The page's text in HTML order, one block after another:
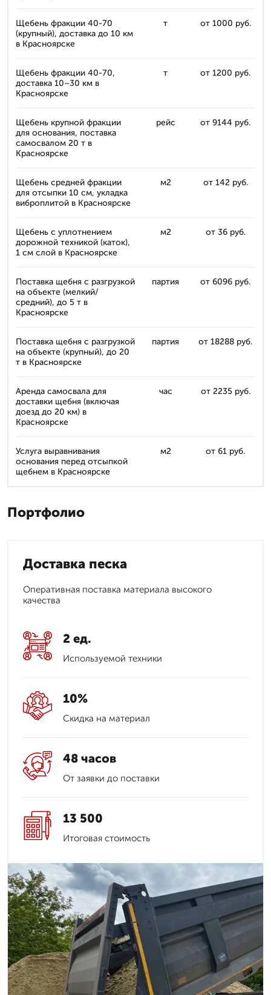
Щебень фракции 40-70
(крупный), доставка до 10 км
в Красноярске
т от 1000 руб.
Щебень фракции 40-70,
доставка 10–30 км в
Красноярске
т от 1200 руб.
Щебень крупной фракции
для основания, поставка
самосвалом 20 т в
Красноярске
рейс от 9144 руб.
Щебень средней фракции
для отсыпки 10 см, укладка
виброплитой в Красноярске
м2 от 142 руб.
Щебень с уплотнением
дорожной техникой (каток),
1 см слой в Красноярске
м2 от 36 руб.
Поставка щебня с разгрузкой
на объекте (мелкий/
средний), до 5 т в
Красноярске
партия от 6096 руб.
Поставка щебня с разгрузкой
на объекте (крупный), до 20
т в Красноярске
партия от 18288 руб.
Аренда самосвала для
доставки щебня (включая
доезд до 20 км) в
Красноярске
час от 2235 руб.
Услуга выравнивания
основания перед отсыпкой
щебнем в Красноярске
м2 от 61 руб.
Портфолио
Доставка песка
Оперативная поставка материала высокого
качества
2 ед.
Используемой техники
10%
Скидка на материал
48 часов
От заявки до поставки
13 500
Итоговая стоимость